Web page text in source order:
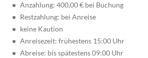
• Anzahlung: 400,00 € bei Buchung
• Restzahlung: bei Anreise
• keine Kaution
• Anreisezeit: frühestens 15:00 Uhr
• Abreise: bis spätestens 09:00 Uhr